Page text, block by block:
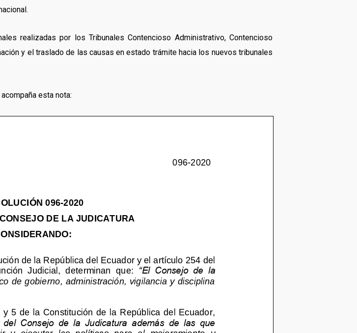
realizadas por los Tribunales Contencioso Administrativo, Contencioso
y el traslado de las causas en estado trámite hacia los nuevos tribunales
esta nota: